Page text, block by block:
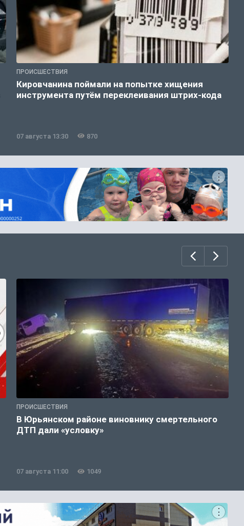
ПРОИСШЕСТВИЯ
Кировчанина поймали на попытке хищения
инструмента путём переклеивания штрих-кода
07 августа 13:30 870
ПРОИСШЕСТВИЯ
В Юрьянском районе виновнику смертельного
ДТП дали «условку»
07 августа 11:00 1049